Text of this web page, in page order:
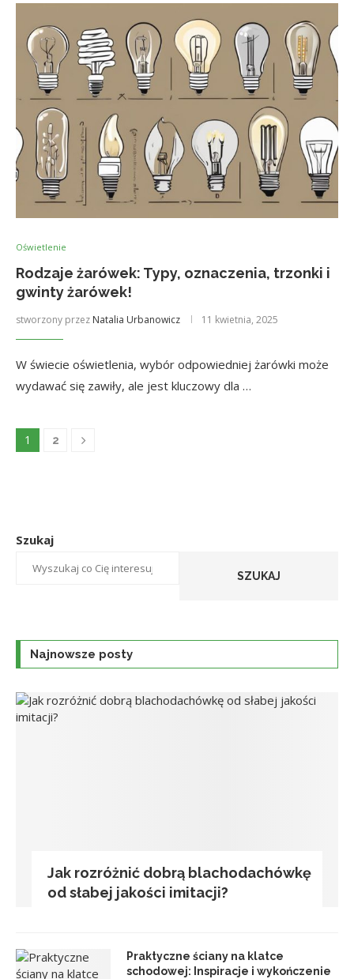
Oświetlenie
Rodzaje żarówek: Typy, oznaczenia, trzonki i
gwinty żarówek!
stworzony przez Natalia Urbanowicz 11 kwietnia, 2025
W świecie oświetlenia, wybór odpowiedniej żarówki może
wydawać się zawiły, ale jest kluczowy dla …
1 2
Szukaj
SZUKAJ
Najnowsze posty
Jak rozróżnić dobrą blachodachówkę
od słabej jakości imitacji?
Praktyczne ściany na klatce
schodowej: Inspiracje i wykończenie